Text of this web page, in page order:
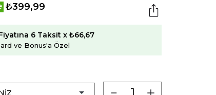
₺399,99
6 Taksit x ₺66,67
ve Bonus'a Özel